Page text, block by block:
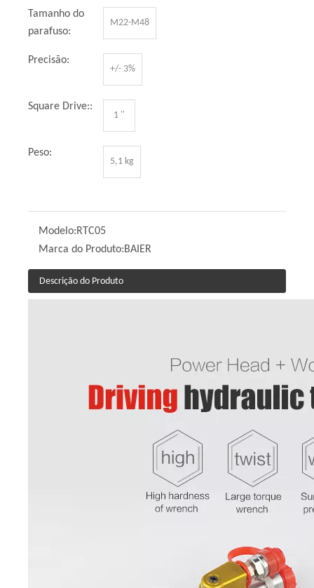
Tamanho do
parafuso:
M22-M48
Precisão:
+/- 3%
Square Drive::
1 ''
Peso:
5,1 kg
Modelo:RTC05
Marca do Produto:BAIER
Descrição do Produto